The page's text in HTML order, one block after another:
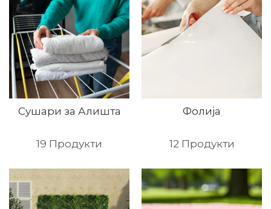
Сушари за Алишта
19 Продукти
Фолија
12 Продукти